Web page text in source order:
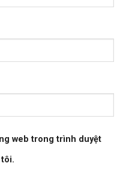
web trong trình duyệt